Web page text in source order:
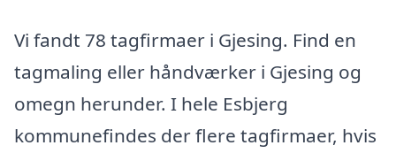
Vi fandt 78 tagfirmaer i Gjesing. Find en
tagmaling eller håndværker i Gjesing og
omegn herunder. I hele Esbjerg
kommunefindes der flere tagfirmaer, hvis